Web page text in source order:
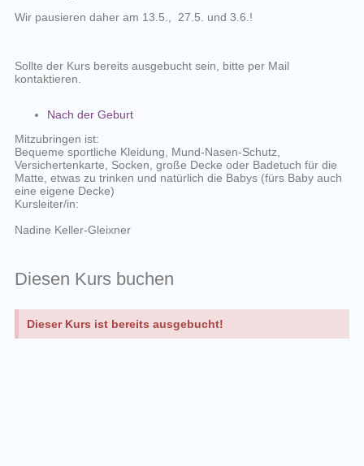
Wir pausieren daher am 13.5., 27.5. und 3.6.!
Sollte der Kurs bereits ausgebucht sein, bitte per Mail
kontaktieren.
Nach der Geburt
Mitzubringen ist:
Bequeme sportliche Kleidung, Mund-Nasen-Schutz,
Versichertenkarte, Socken, große Decke oder Badetuch für die
Matte, etwas zu trinken und natürlich die Babys (fürs Baby auch
eine eigene Decke)
Kursleiter/in:
Nadine Keller-Gleixner
Diesen Kurs buchen
Dieser Kurs ist bereits ausgebucht!